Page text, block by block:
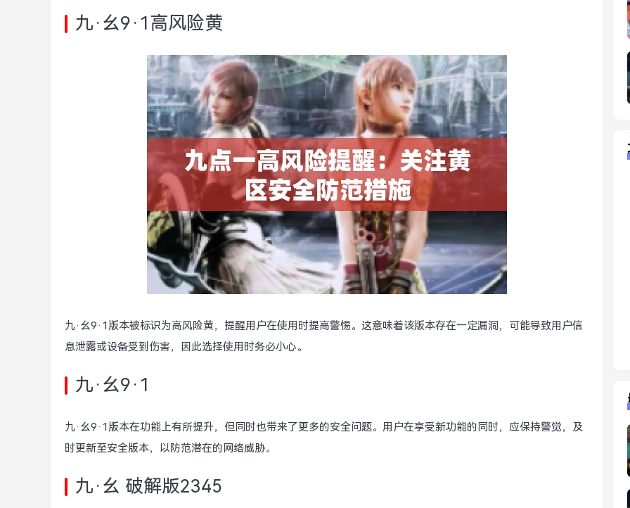
九·幺9·1高风险黄
九·幺9·1版本被标识为高风险黄，提醒用户在使用时提高警惕。这意味着该版本存在一定漏洞，可能导致用户信
息泄露或设备受到伤害，因此选择使用时务必小心。
九·幺9·1
九·幺9·1版本在功能上有所提升，但同时也带来了更多的安全问题。用户在享受新功能的同时，应保持警觉，及
时更新至安全版本，以防范潜在的网络威胁。
九·幺 破解版2345